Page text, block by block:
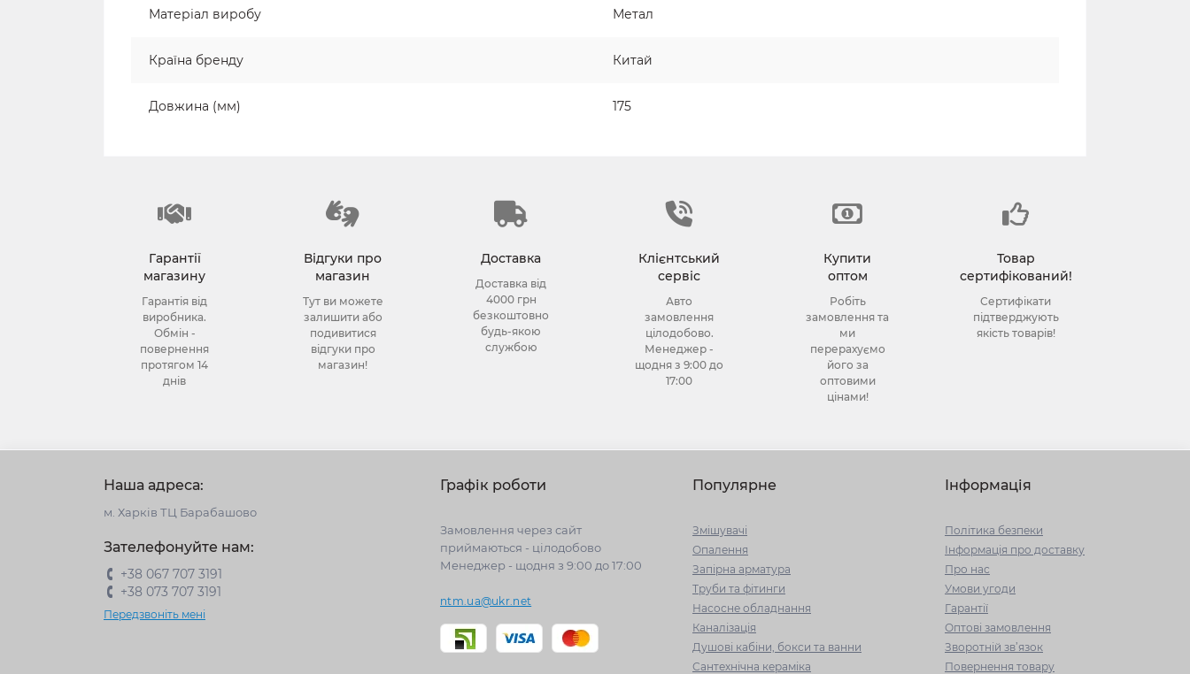
Матеріал виробу Метал
Країна бренду Китай
Довжина (мм) 175
Гарантії
магазину
Гарантія від
виробника.
Обмін -
повернення
протягом 14
днів
Відгуки про
магазин
Тут ви можете
залишити або
подивитися
відгуки про
магазин!
Доставка
Доставка від
4000 грн
безкоштовно
будь-якою
службою
Клієнтський
сервіс
Авто
замовлення
цілодобово.
Менеджер -
щодня з 9:00 до
17:00
Купити
оптом
Робіть
замовлення та
ми
перерахуємо
його за
оптовими
цінами!
Товар
сертифікований!
Сертифікати
підтверджують
якість товарів!
Наша адреса:
м. Харків ТЦ Барабашово
Зателефонуйте нам:
+38 067 707 3191
+38 073 707 3191
Передзвоніть мені
Графік роботи
Замовлення через сайт
приймаються - цілодобово
Менеджер - щодня з 9:00 до 17:00
ntm.ua@ukr.net
Популярне
Змішувачі
Опалення
Запірна арматура
Труби та фітинги
Насосне обладнання
Каналізація
Душові кабіни, бокси та ванни
Сантехнічна кераміка
Інформація
Політика безпеки
Інформація про доставку
Про нас
Умови угоди
Гарантії
Оптові замовлення
Зворотній зв’язок
Повернення товару